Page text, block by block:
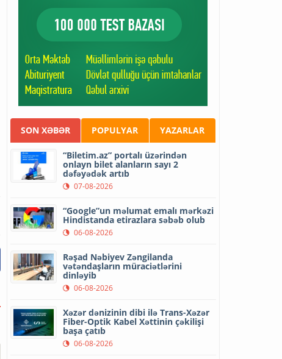
SON XƏBƏR POPULYAR YAZARLAR
“Biletim.az” portalı üzərindən
onlayn bilet alanların sayı 2
dəfəyədək artıb
07-08-2026
“Google”un məlumat emalı mərkəzi
Hindistanda etirazlara səbəb olub
06-08-2026
Rəşad Nəbiyev Zəngilanda
vətəndaşların müraciətlərini
dinləyib
06-08-2026
Xəzər dənizinin dibi ilə Trans-Xəzər
Fiber-Optik Kabel Xəttinin çəkilişi
başa çatıb
06-08-2026